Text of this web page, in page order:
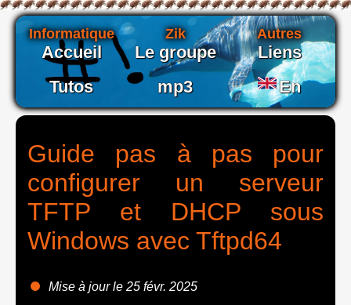
Informatique
Accueil
Tutos
Zik
Le groupe
mp3
Autres
Liens
En
Guide pas à pas pour
configurer un serveur
TFTP et DHCP sous
Windows avec Tftpd64
Mise à jour le 25 févr. 2025